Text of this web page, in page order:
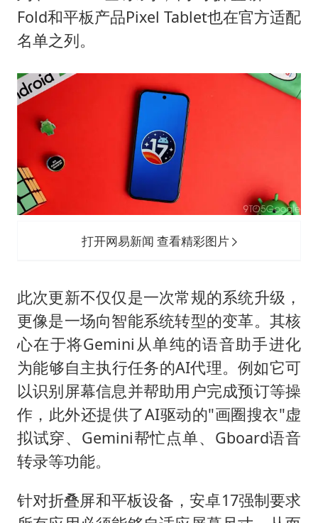
Fold和平板产品Pixel Tablet也在官方适配
名单之列。
打开网易新闻 查看精彩图片
此次更新不仅仅是一次常规的系统升级，
更像是一场向智能系统转型的变革。其核
心在于将Gemini从单纯的语音助手进化
为能够自主执行任务的AI代理。例如它可
以识别屏幕信息并帮助用户完成预订等操
作，此外还提供了AI驱动的"画圈搜衣"虚
拟试穿、Gemini帮忙点单、Gboard语音
转录等功能。
针对折叠屏和平板设备，安卓17强制要求